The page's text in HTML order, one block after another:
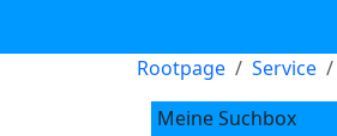
Rootpage Service
Meine Suchbox